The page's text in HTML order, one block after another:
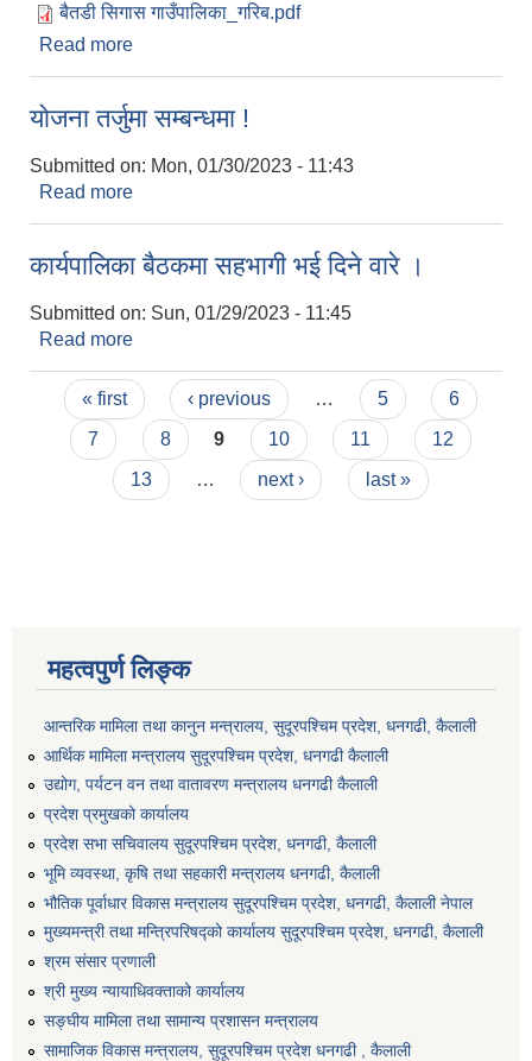
बैतडी सिगास गाउँपालिका_गरिब.pdf
Read more
याेजना तर्जुमा सम्बन्धमा !
Submitted on: Mon, 01/30/2023 - 11:43
Read more
कार्यपालिका बैठकमा सहभागी भई दिने वारे ।
Submitted on: Sun, 01/29/2023 - 11:45
Read more
Pages
« first ‹ previous … 5
6
7
8 9 10 11
12
13
… next › last »
महत्वपुर्ण लिङ्क
आन्तरिक मामिला तथा कानुन मन्त्रालय, सुदूरपश्चिम प्रदेश, धनगढी, कैलाली
आर्थिक मामिला मन्त्रालय सुदूरपश्चिम प्रदेश, धनगढी कैलाली
उद्योग, पर्यटन वन तथा वातावरण मन्त्रालय धनगढी कैलाली
प्रदेश प्रमुखको कार्यालय
प्रदेश सभा सचिवालय सुदूरपश्‍चिम प्रदेश, धनगढी, कैलाली
भूमि व्यवस्था, कृषि तथा सहकारी मन्त्रालय धनगढी, कैलाली
भौतिक पूर्वाधार विकास मन्त्रालय सुदूरपश्चिम प्रदेश, धनगढी, कैलाली नेपाल
मुख्यमन्त्री तथा मन्त्रिपरिषद्को कार्यालय सुदूरपश्चिम प्रदेश, धनगढी, कैलाली
श्रम संसार प्रणाली
श्री मुख्य न्यायाधिवक्ताको कार्यालय
सङ्‍घीय मामिला तथा सामान्य प्रशासन मन्त्रालय
सामाजिक विकास मन्त्रालय, सुदूरपश्चिम प्रदेश धनगढी , कैलाली